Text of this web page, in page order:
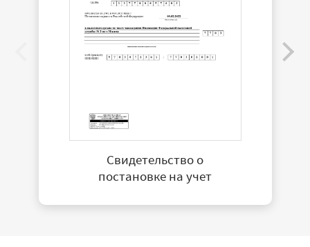
Свидетельство о
постановке на учет